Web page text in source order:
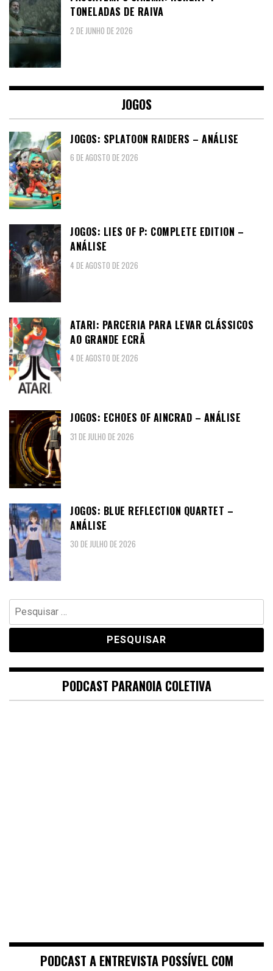
TONELADAS DE RAIVA
2 DE JUNHO DE 2026
JOGOS
JOGOS: SPLATOON RAIDERS – ANÁLISE
6 DE AGOSTO DE 2026
JOGOS: LIES OF P: COMPLETE EDITION –
ANÁLISE
4 DE AGOSTO DE 2026
ATARI: PARCERIA PARA LEVAR CLÁSSICOS
AO GRANDE ECRÃ
4 DE AGOSTO DE 2026
JOGOS: ECHOES OF AINCRAD – ANÁLISE
31 DE JULHO DE 2026
JOGOS: BLUE REFLECTION QUARTET –
ANÁLISE
30 DE JULHO DE 2026
Pesquisar
por:
PODCAST PARANOIA COLETIVA
PODCAST A ENTREVISTA POSSÍVEL COM